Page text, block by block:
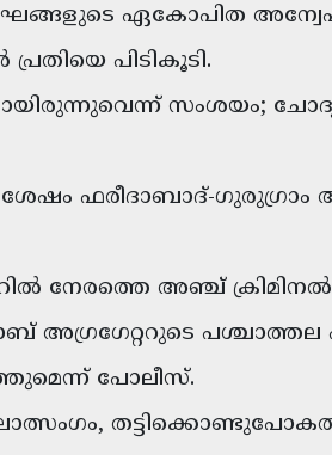
ഏകോപിത
പിടികൂടി.
സംശയം;
ഫരീദാബാദ്-
നേരത്തെ അഞ്ച്
പശ്ചാത്തല
പോലീസ്.